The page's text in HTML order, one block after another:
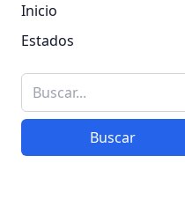
Inicio
Estados
Buscar